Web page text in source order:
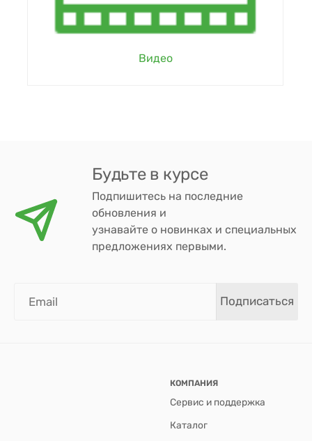
Видео
Будьте в курсе
Подпишитесь на последние
обновления и
узнавайте о новинках и специальных
предложениях первыми.
Подписаться
КОМПАНИЯ
Сервис и поддержка
Каталог